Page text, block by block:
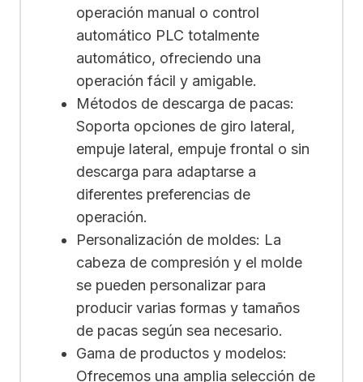
operación manual o control
automático PLC totalmente
automático, ofreciendo una
operación fácil y amigable.
Métodos de descarga de pacas:
Soporta opciones de giro lateral,
empuje lateral, empuje frontal o sin
descarga para adaptarse a
diferentes preferencias de
operación.
Personalización de moldes: La
cabeza de compresión y el molde
se pueden personalizar para
producir varias formas y tamaños
de pacas según sea necesario.
Gama de productos y modelos:
Ofrecemos una amplia selección de